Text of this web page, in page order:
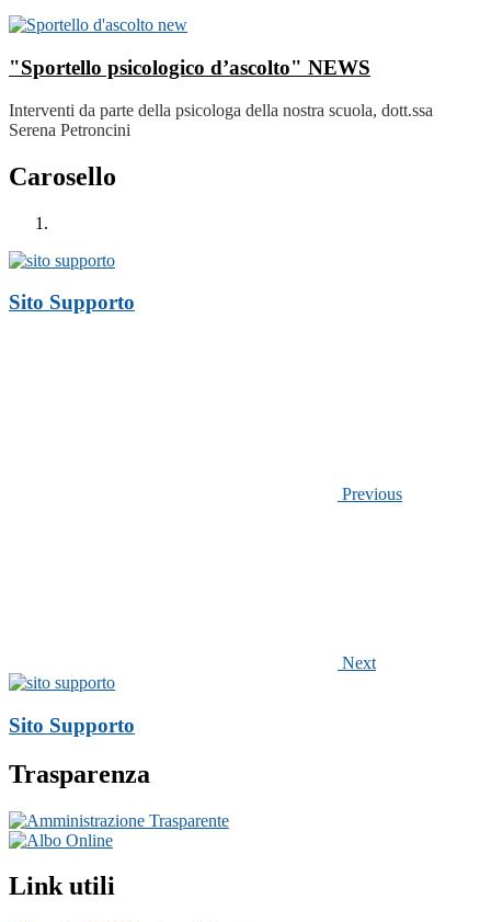
"Sportello psicologico d’ascolto" NEWS
Interventi da parte della psicologa della nostra scuola, dott.ssa
Serena Petroncini
Carosello
Sito Supporto
Previous
Next
Sito Supporto
Trasparenza
Link utili